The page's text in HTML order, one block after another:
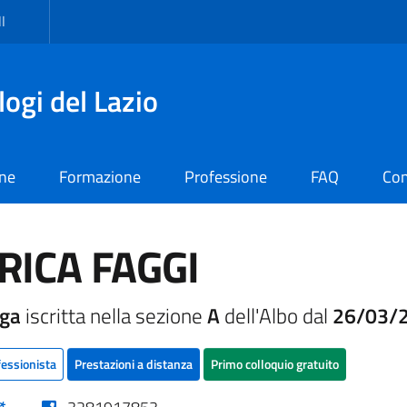
del Lazio
Formazione Professione FAQ
FAGGI
iscritta nella sezioneAdell'Albo dal 26/03/
Prestazioni a distanza Primo colloquio gratuito